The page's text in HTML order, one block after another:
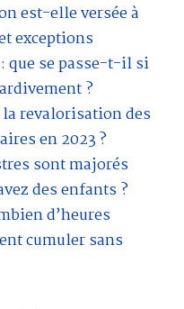
est-elle versée à
exceptions
que se passe-t-il si
?
revalorisation des
en 2023 ?
sont majorés
des enfants ?
d’heures
cumuler sans